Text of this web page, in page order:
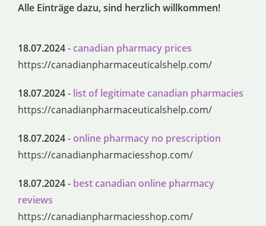
Alle Einträge dazu, sind herzlich willkommen!
18.07.2024-canadian pharmacy prices
https://canadianpharmaceuticalshelp.com/
18.07.2024- list of legitimate canadian pharmacies
https://canadianpharmaceuticalshelp.com/
18.07.2024-online pharmacy no prescription
https://canadianpharmaciesshop.com/
18.07.2024- best canadian online pharmacy
reviews
https://canadianpharmaciesshop.com/